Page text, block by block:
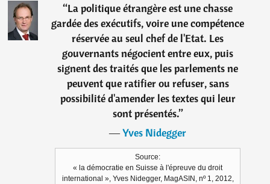
“La politique étrangère est une chasse
gardée des exécutifs, voire une compétence
réservée au seul chef de l'Etat. Les
gouvernants négocient entre eux, puis
signent des traités que les parlements ne
peuvent que ratifier ou refuser, sans
possibilité d'amender les textes qui leur
sont présentés.”
―Yves Nidegger
Source:
« la démocratie en Suisse à l'épreuve du droit
international », Yves Nidegger, MagASIN, nº 1, 2012,